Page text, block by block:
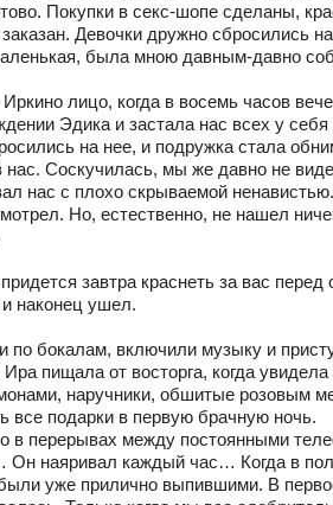
Покупки в секс-шопе сделаны,
Девочки дружно сбросились на
была мною давным-давно
лицо, когда в восемь часов
Эдика и застала нас всех у
на нее, и подружка стала
нас. Соскучилась, мы же давно не
нас с плохо скрываемой
Но, естественно, не нашел
завтра краснеть за вас
наконец ушел.
по бокалам, включили музыку и
пищала от восторга, когда увидела
наручники, обшитые розовым
все подарки в первую брачную ночь.
в перерывах между постоянными
Он наяривал каждый час… Когда в
уже прилично выпившими. В